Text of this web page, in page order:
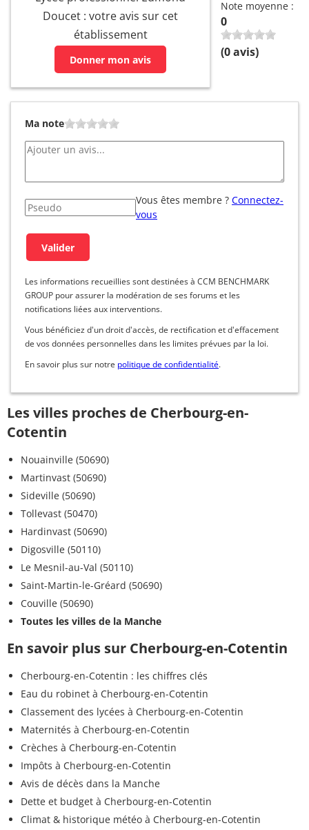
Doucet : votre avis sur cet
établissement
Donner mon avis
Note moyenne :
0
(0avis)
Ma note
Vous êtes membre ? Connectez-
vous
Les informations recueillies sont destinées à CCM BENCHMARK
GROUP pour assurer la modération de ses forums et les
notifications liées aux interventions.
Vous bénéficiez d'un droit d'accès, de rectification et d'effacement
de vos données personnelles dans les limites prévues par la loi.
En savoir plus sur notre politique de confidentialité.
Les villes proches de Cherbourg-en-
Cotentin
Nouainville (50690)
Martinvast (50690)
Sideville (50690)
Tollevast (50470)
Hardinvast (50690)
Digosville (50110)
Le Mesnil-au-Val (50110)
Saint-Martin-le-Gréard (50690)
Couville (50690)
Toutes les villes de la Manche
En savoir plus sur Cherbourg-en-Cotentin
Cherbourg-en-Cotentin : les chiffres clés
Eau du robinet à Cherbourg-en-Cotentin
Classement des lycées à Cherbourg-en-Cotentin
Maternités à Cherbourg-en-Cotentin
Crèches à Cherbourg-en-Cotentin
Impôts à Cherbourg-en-Cotentin
Avis de décès dans la Manche
Dette et budget à Cherbourg-en-Cotentin
Climat & historique météo à Cherbourg-en-Cotentin